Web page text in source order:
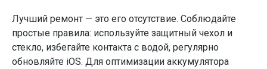
Лучший ремонт — это его отсутствие. Соблюдайте
простые правила: используйте защитный чехол и
стекло, избегайте контакта с водой, регулярно
обновляйте iOS. Для оптимизации аккумулятора